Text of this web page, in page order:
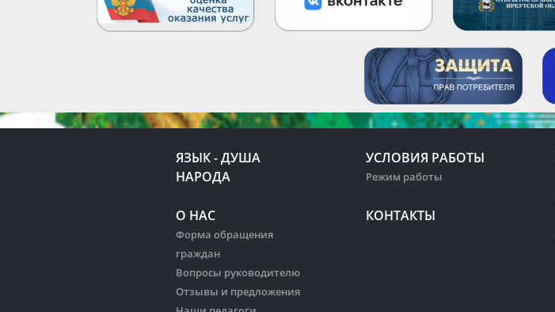
ЯЗЫК - ДУША
НАРОДА
О НАС
Форма обращения
граждан
Вопросы руководителю
Отзывы и предложения
УСЛОВИЯ РАБОТЫ
Режим работы
КОНТАКТЫ